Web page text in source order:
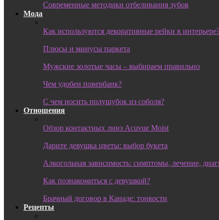
Современные методики отбеливания зубов
Мода
Как используются декоративные рейки в
Плюсы и минусы паркета
Мужские золотые часы – выбираем правильно
Чем удобен повербанк?
С чем носить полушубок из соболя?
Отношения
Обзор контактных линз Acuvue Moist
Дарите девушка цветы: выбор букета
Алкогольная зависимость: симптомы, лечение,
Как познакомиться с девушкой?
Брачный договор в Канаде: тонкости
Рецепты